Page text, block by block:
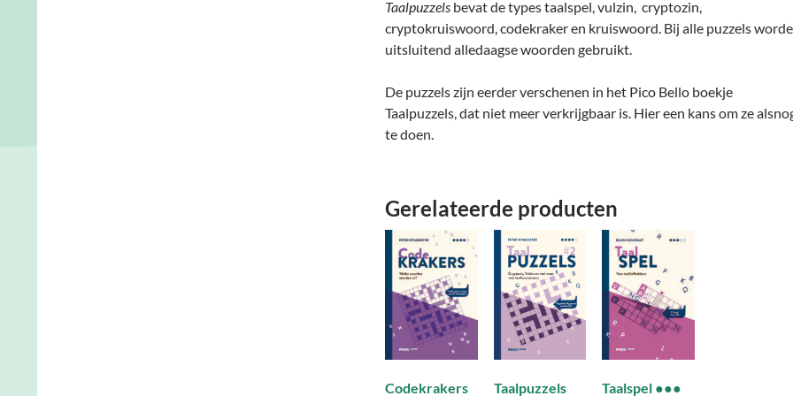
Taalpuzzels bevat de types taalspel, vulzin, cryptozin,
cryptokruiswoord, codekraker en kruiswoord. Bij alle puzzels
uitsluitend alledaagse woorden gebruikt.
De puzzels zijn eerder verschenen in het Pico Bello boekje
Taalpuzzels, dat niet meer verkrijgbaar is. Hier een kans om ze
te doen.
Gerelateerde producten
Codekrakers
Taalpuzzels
Taalspel ●●●